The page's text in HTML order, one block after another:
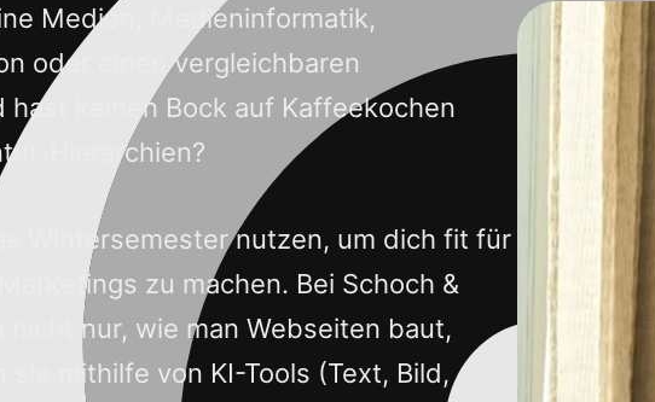
Medien, Medieninformatik,
oder einen vergleichbaren
hast keinen Bock auf Kaffeekochen
Hierarchien?
Wintersemester nutzen, um dich fit für
zu machen. Bei Schoch &
nicht nur, wie man Webseiten baut,
sie mithilfe von KI-Tools (Text, Bild,